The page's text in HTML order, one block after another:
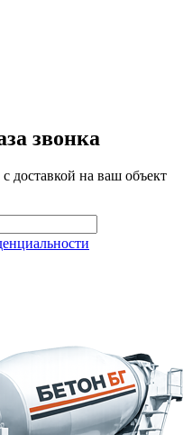
звонка
доставкой на ваш объект